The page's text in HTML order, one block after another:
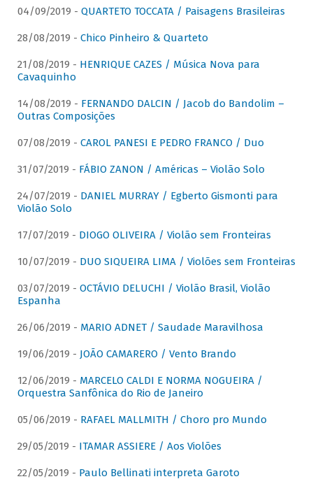
04/09/2019 - QUARTETO TOCCATA / Paisagens Brasileiras
28/08/2019 - Chico Pinheiro & Quarteto
21/08/2019 - HENRIQUE CAZES / Música Nova para
Cavaquinho
14/08/2019 - FERNANDO DALCIN / Jacob do Bandolim –
Outras Composições
07/08/2019 - CAROL PANESI E PEDRO FRANCO / Duo
31/07/2019 - FÁBIO ZANON / Américas – Violão Solo
24/07/2019 - DANIEL MURRAY / Egberto Gismonti para
Violão Solo
17/07/2019 - DIOGO OLIVEIRA / Violão sem Fronteiras
10/07/2019 - DUO SIQUEIRA LIMA / Violões sem Fronteiras
03/07/2019 - OCTÁVIO DELUCHI / Violão Brasil, Violão
Espanha
26/06/2019 - MARIO ADNET / Saudade Maravilhosa
19/06/2019 - JOÃO CAMARERO / Vento Brando
12/06/2019 - MARCELO CALDI E NORMA NOGUEIRA /
Orquestra Sanfônica do Rio de Janeiro
05/06/2019 - RAFAEL MALLMITH / Choro pro Mundo
29/05/2019 - ITAMAR ASSIERE / Aos Violões
22/05/2019 - Paulo Bellinati interpreta Garoto